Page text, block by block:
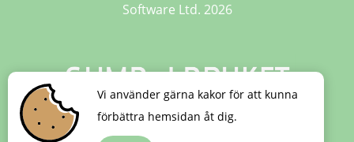
Software Ltd. 2026
Vi använder gärna kakor för att kunna
förbättra hemsidan åt dig.